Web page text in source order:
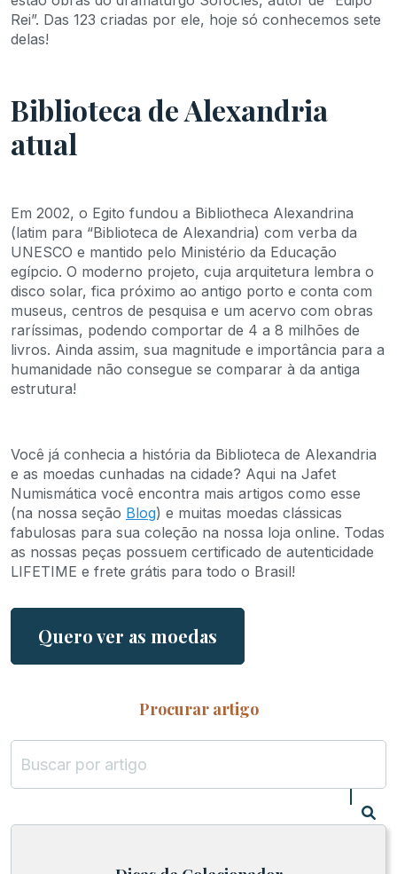
Rei”. Das 123 criadas por ele, hoje só conhecemos sete
delas!
Biblioteca de Alexandria
atual
Em 2002, o Egito fundou a Bibliotheca Alexandrina
(latim para “Biblioteca de Alexandria) com verba da
UNESCO e mantido pelo Ministério da Educação
egípcio. O moderno projeto, cuja arquitetura lembra o
disco solar, fica próximo ao antigo porto e conta com
museus, centros de pesquisa e um acervo com obras
raríssimas, podendo comportar de 4 a 8 milhões de
livros. Ainda assim, sua magnitude e importância para a
humanidade não consegue se comparar à da antiga
estrutura!
Você já conhecia a história da Biblioteca de Alexandria
e as moedas cunhadas na cidade? Aqui na Jafet
Numismática você encontra mais artigos como esse
(na nossa seção Blog) e muitas moedas clássicas
fabulosas para sua coleção na nossa loja online. Todas
as nossas peças possuem certificado de autenticidade
LIFETIME e frete grátis para todo o Brasil!
Quero ver as moedas
Procurar artigo